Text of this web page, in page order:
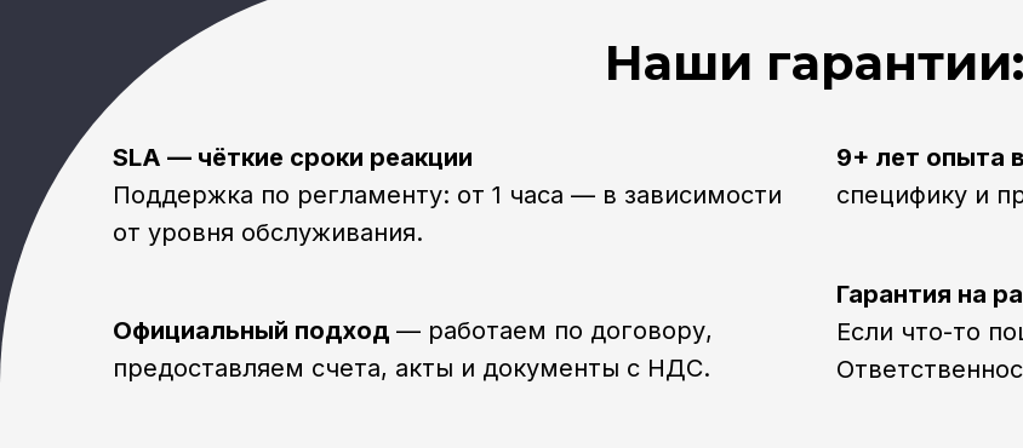
Наши гарантии:
Гарантия на
Если что-то
SLA — чёткие сроки реакции
Поддержка по регламенту: от 1 часа — в зависимости
от уровня обслуживания.
Официальный подход — работаем по договору,
предоставляем счета, акты и документы с НДС.
9+ лет опыта
специфику и